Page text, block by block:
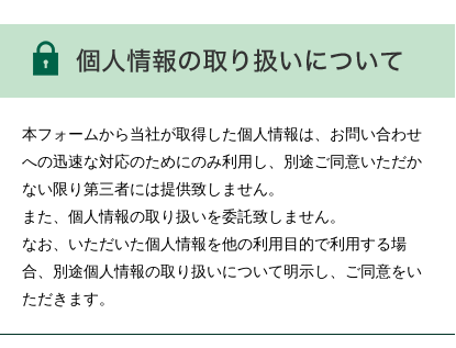
本フォームから当社が取得した個人情報は、お問い合わせ
への迅速な対応のためにのみ利用し、別途ご同意いただか
ない限り第三者には提供致しません。
また、個人情報の取り扱いを委託致しません。
なお、いただいた個人情報を他の利用目的で利用する場
合、別途個人情報の取り扱いについて明示し、ご同意をい
ただきます。